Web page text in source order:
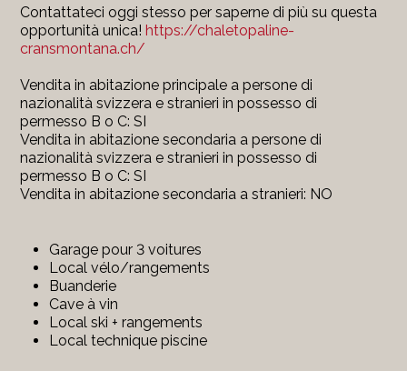
Contattateci oggi stesso per saperne di più su questa
opportunità unica!https://chaletopaline-
cransmontana.ch/
Vendita in abitazione principale a persone di
nazionalità svizzera e stranieri in possesso di
permesso B o C: SI
Vendita in abitazione secondaria a persone di
nazionalità svizzera e stranieri in possesso di
permesso B o C: SI
Vendita in abitazione secondaria a stranieri: NO
Garage pour 3 voitures
Local vélo/rangements
Buanderie
Cave à vin
Local ski + rangements
Local technique piscine